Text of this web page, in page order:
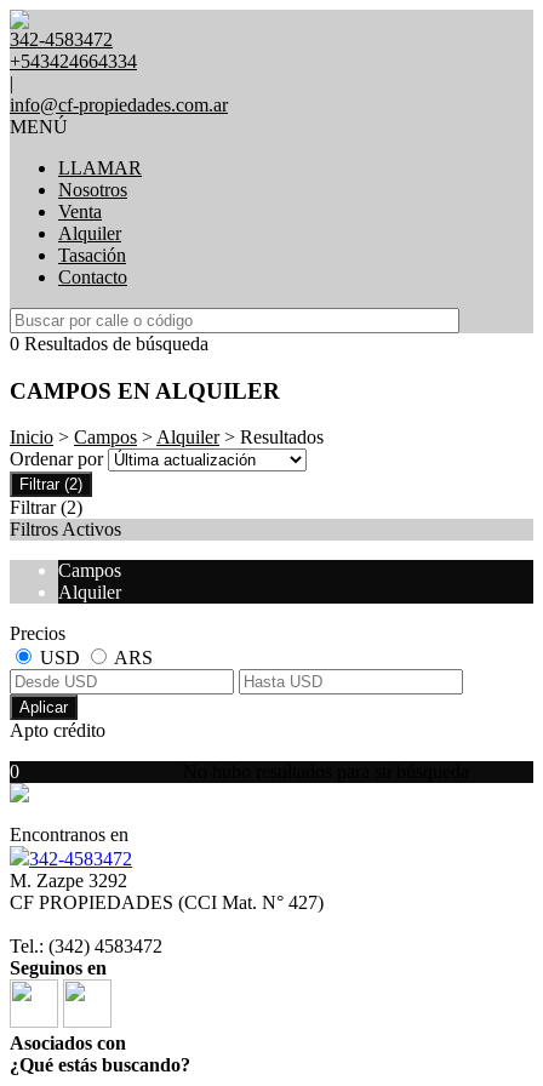
342-4583472
+543424664334
|
info@cf-propiedades.com.ar
MENÚ
LLAMAR
Nosotros
Venta
Alquiler
Tasación
Contacto
0 Resultados de búsqueda
CAMPOS EN ALQUILER
Inicio > Campos >Alquiler> Resultados
Ordenar por
Filtrar (2)
Filtrar (2)
Filtros Activos
Campos
Alquiler
Precios
USD
ARS
Aplicar
Apto crédito
0
Encontranos en
342-4583472
M. Zazpe 3292
CF PROPIEDADES (CCI Mat. N° 427)
Tel.: (342) 4583472
Seguinos en
Asociados con
¿Qué estás buscando?